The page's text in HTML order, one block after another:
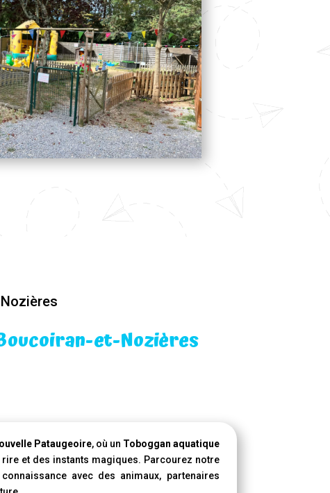
et-Nozières
Pataugeoire, où un Toboggan aquatique
et des instants magiques. Parcourez notre
avec des animaux, partenaires